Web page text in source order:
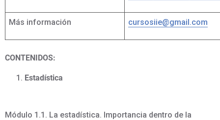
Más información cursosiie@gmail.com
CONTENIDOS:
Estadística
Módulo 1.1. La estadística. Importancia dentro de la